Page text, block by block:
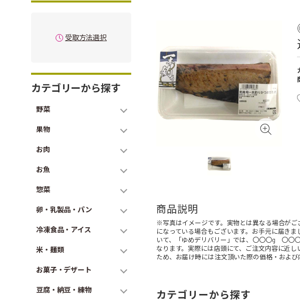
受取方法選択
カテゴリーから探す
野菜
果物
お肉
お魚
惣菜
卵・乳製品・パン
冷凍食品・アイス
米・麺類
お菓子・デザート
豆腐・納豆・練物
商品説明
※写真はイメージです。実物とは異なる場合が
になっている場合もございます。お手元に届き
いて、「ゆめデリバリー」では、〇〇〇g 〇〇
なります。実際には店頭にて、ご注文内容に近
ため、お届け時には注文頂いた際の価格・およ
カテゴリーから探す